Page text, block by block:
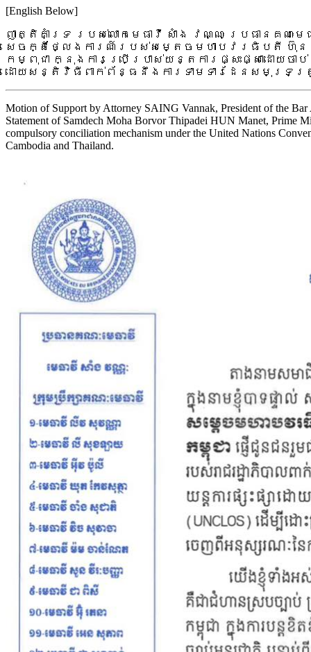
[English Below]
ញាត្តិគាំទ្រ របស់លោកមេធាវី សាំង វណ្ណៈ ប្រធានគណៈម
សេចក្តីថ្លែងការណ៍របស់សម្តេចមហាបវរធិបតី ហ៊ុន
កម្ពុជា ក្នុងការប្រើប្រាស់យន្តការផ្សះផ្សាដោយច
ដោយសន្តិវិធីពាក់ព័ន្ធនឹងការទាមទារដែនសមុទ្រត្
Motion of Support by Attorney SAING Vannak, President of the
Statement of Samdech Moha Borvor Thipadei HUN Manet, Prime
compulsory conciliation mechanism under the United Nations
Cambodia and Thailand.